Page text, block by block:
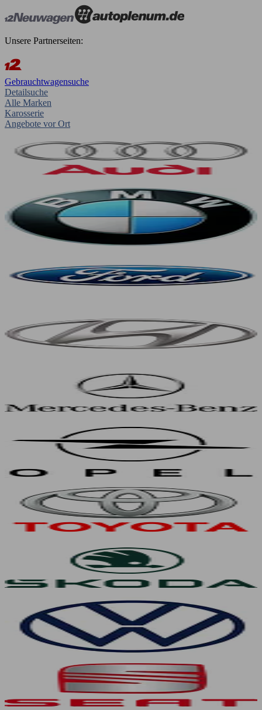
Unsere Partnerseiten:
Gebrauchtwagensuche
Detailsuche
Alle Marken
Karosserie
Angebote vor Ort